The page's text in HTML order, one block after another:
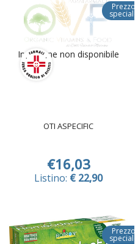
Immagine non disponibile
Prezzo
speciale
OTI ASPECIFIC
€16,03
Listino: € 22,90
Prezzo
speciale